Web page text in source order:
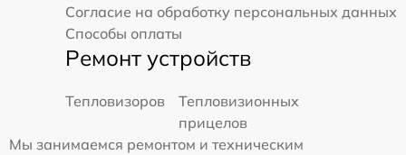
Согласие на обработку персональных данных
Способы оплаты
Ремонт устройств
Тепловизоров
Тепловизионных
прицелов
Мы занимаемся ремонтом и техническим